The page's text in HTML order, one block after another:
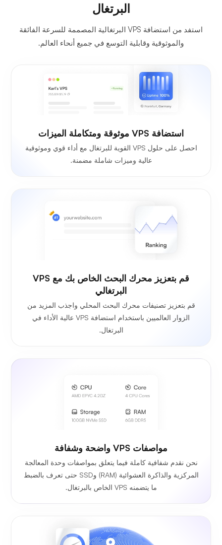
البرتغال
استفد من استضافة VPS البرتغالية المصممة للسرعة الفائقة
والموثوقية وقابلية التوسع في جميع أنحاء العالم.
استضافة VPS موثوقة ومتكاملة الميزات
احصل على حلول VPS القوية للبرتغال مع أداء قوي وموثوقية
عالية وميزات شاملة مضمنة.
قم بتعزيز محرك البحث الخاص بك مع VPS
البرتغالي
قم بتعزيز تصنيفات محرك البحث المحلي واجذب المزيد من
الزوار العالميين باستخدام استضافة VPS عالية الأداء في
البرتغال.
مواصفات VPS واضحة وشفافة
نحن نقدم شفافية كاملة فيما يتعلق بمواصفات وحدة المعالجة
المركزية والذاكرة العشوائية (RAM) وSSD حتى تعرف بالضبط
ما يتضمنه VPS الخاص بالبرتغال.